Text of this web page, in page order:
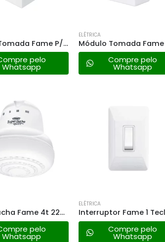
Módulo Tomada Fame P/rede Informática Cat.6 – 2690 Modulare/evidence
pelo
Whatsapp
ELÉTRICA
Compre pelo
Whatsapp
Super Ducha Fame 4t 220v – 6800w
pelo
Whatsapp
ELÉTRICA
Compre pelo
Whatsapp